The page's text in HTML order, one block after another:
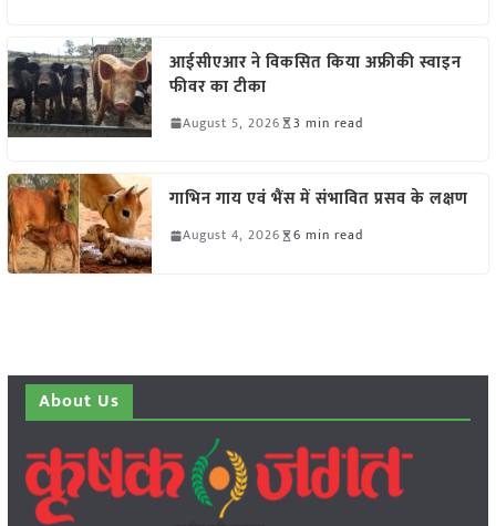
आईसीएआर ने विकसित किया अफ्रीकी स्वाइन
फीवर का टीका
August 5, 2026 3 min read
गाभिन गाय एवं भैंस में संभावित प्रसव के लक्षण
August 4, 2026 6 min read
About Us